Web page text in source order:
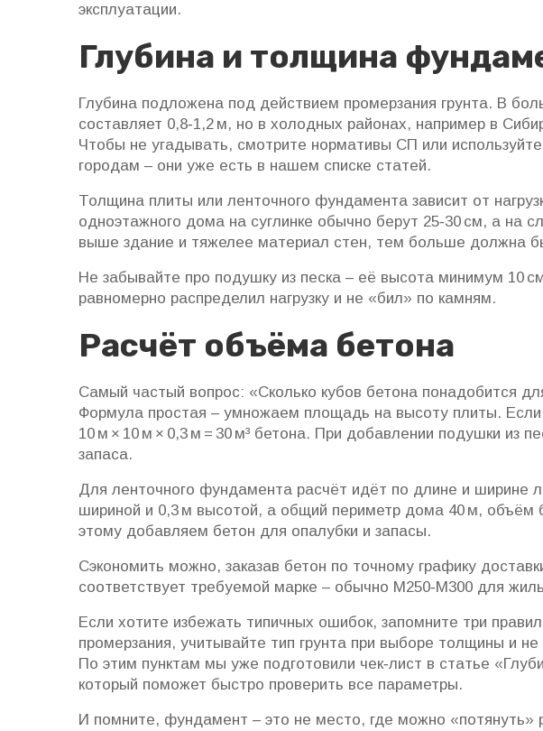
эксплуатации.
Глубина и толщина
Глубина подложена под действием промерзания грунта. В
составляет 0,8‑1,2 м, но в холодных районах, например в
Чтобы не угадывать, смотрите нормативы СП или
городам – они уже есть в нашем списке статей.
Толщина плиты или ленточного фундамента зависит от
одноэтажного дома на суглинке обычно берут 25‑30 см, а на
выше здание и тяжелее материал стен, тем больше должна
Не забывайте про подушку из песка – её высота минимум 10
равномерно распределил нагрузку и не «бил» по камням.
Расчёт объёма бетона
Самый частый вопрос: «Сколько кубов бетона понадобится
Формула простая – умножаем площадь на высоту плиты.
10 м × 10 м × 0,3 м = 30 м³ бетона. При добавлении подушки из
запаса.
Для ленточного фундамента расчёт идёт по длине и ширине
шириной и 0,3 м высотой, а общий периметр дома 40 м, объём
этому добавляем бетон для опалубки и запасы.
Сэкономить можно, заказав бетон по точному графику
соответствует требуемой марке – обычно М250‑М300 для
Если хотите избежать типичных ошибок, запомните три
промерзания, учитывайте тип грунта при выборе толщины и
По этим пунктам мы уже подготовили чек‑лист в статье
который поможет быстро проверить все параметры.
И помните, фундамент – это не место, где можно «потянуть»